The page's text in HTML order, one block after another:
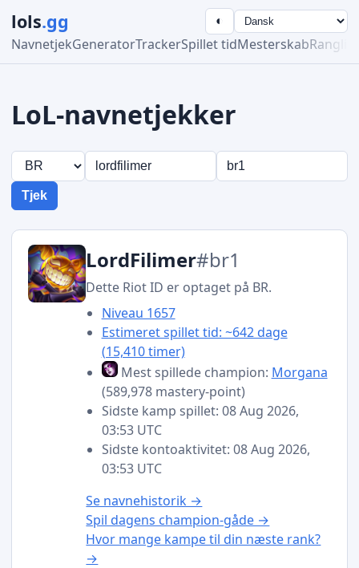
lols.gg
NavnetjekGeneratorTrackerSpillet tidMesterskab
◐
LoL-navnetjekker
Tjek
LordFilimer#br1
Dette Riot ID er optaget på BR.
Niveau 1657
Estimeret spillet tid: ~642 dage
(15,410 timer)
Mest spillede champion: Morgana
(589,978 mastery-point)
Sidste kamp spillet: 08 Aug 2026,
03:53 UTC
Sidste kontoaktivitet: 08 Aug 2026,
03:53 UTC
Se navnehistorik →
Spil dagens champion-gåde →
Hvor mange kampe til din næste rank?
→